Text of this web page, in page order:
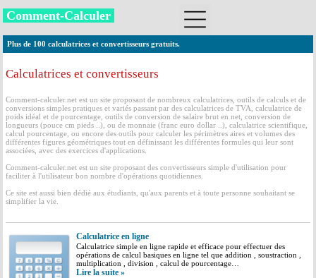
Comment-Calculer
Plus de 100 calculatrices et convertisseurs gratuits.
Calculatrices et convertisseurs
Comment-calculer.net est un site proposant de nombreux calculatrices, outils de calculs et de
conversions simples pratiques et variés passant par des calculatrices de TVA, calculatrice de
poids idéal et de pourcentage, outils de conversion de salaire brut en net, conversion de
longueurs (pouce cm pieds ..), ou de monnaie (franc euro dollar ..), calculatrice scientifique,
calcul pourcentage, ou encore des outils pour calculer les périmètres aires et volumes des
différentes figures géométriques tout en définissant les différentes formules qui leur sont
associées, avec des exercices d'applications.
Comment-calculer.net est un site proposant des convertisseurs simple d'utilisation pour
faciliter à l'utilisateur bon nombre d'opérations quotidiennes.
Ce site est aussi bien dédié aux étudiants, qu'aux parents et à toute personne souhaitant se
simplifier la vie.
Calculatrice en ligne
Calculatrice simple en ligne rapide et efficace pour effectuer des
opérations de calcul basiques en ligne tel que addition , soustraction ,
multiplication , division , calcul de pourcentage…
Lire la suite »